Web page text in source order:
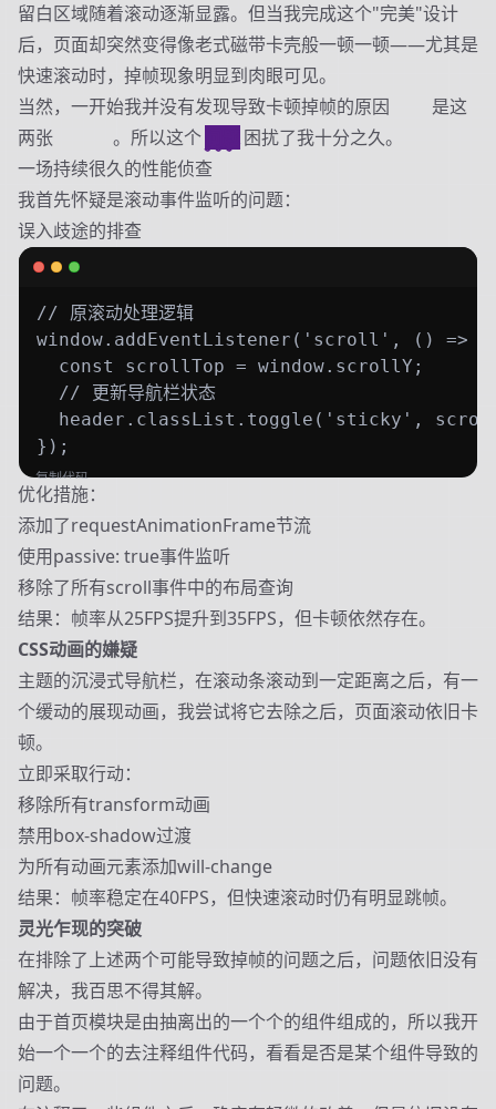
留白区域随着滚动逐渐显露。但当我完成这个"完美"设计
后，页面却突然变得像老式磁带卡壳般一顿一顿——尤其是
快速滚动时，掉帧现象明显到肉眼可见。
当然，一开始我并没有发现导致卡顿掉帧的原因
是这
两张
。所以这个
困扰了我十分之久。
一场持续很久的性能侦查
我首先怀疑是滚动事件监听的问题：
误入歧途的排查
// 原滚动处理逻辑
window.addEventListener('scroll', () => {
  const scrollTop = window.scrollY;
  // 更新导航栏状态
header.classList.toggle('sticky',
});
复制代码
优化措施：
添加了requestAnimationFrame节流
使用passive: true事件监听
移除了所有scroll事件中的布局查询
结果：帧率从25FPS提升到35FPS，但卡顿依然存在。
CSS动画的嫌疑
主题的沉浸式导航栏，在滚动条滚动到一定距离之后，有一
个缓动的展现动画，我尝试将它去除之后，页面滚动依旧卡
顿。
立即采取行动：
移除所有transform动画
禁用box-shadow过渡
为所有动画元素添加will-change
结果：帧率稳定在40FPS，但快速滚动时仍有明显跳帧。
灵光乍现的突破
在排除了上述两个可能导致掉帧的问题之后，问题依旧没有
解决，我百思不得其解。
由于首页模块是由抽离出的一个个的组件组成的，所以我开
始一个一个的去注释组件代码，看看是否是某个组件导致的
问题。